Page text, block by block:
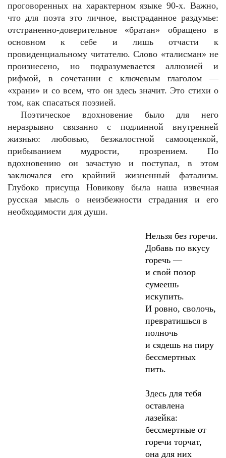
проговоренных на характерном языке 90-х. Важно,
что для поэта это личное, выстраданное раздумье:
отстраненно-доверительное «братан» обращено в
основном к себе и лишь отчасти к
провиденциальному читателю. Слово «талисман» не
произнесено, но подразумевается аллюзией и
рифмой, в сочетании с ключевым глаголом —
«храни» и со всем, что он здесь значит. Это стихи о
том, как спасаться поэзией.
Поэтическое вдохновение было для него
неразрывно связанно с подлинной внутренней
жизнью: любовью, безжалостной самооценкой,
прибыванием мудрости, прозрением. По
вдохновению он зачастую и поступал, в этом
заключался его крайний жизненный фатализм.
Глубоко присуща Новикову была наша извечная
русская мысль о неизбежности страдания и его
необходимости для души.
Нельзя без горечи.
Добавь по вкусу
горечь —
и свой позор
сумеешь
искупить.
И ровно, сволочь,
превратишься в
полночь
и сядешь на пиру
бессмертных
пить.
Здесь для тебя
оставлена
лазейка:
бессмертные от
горечи торчат,
она для них